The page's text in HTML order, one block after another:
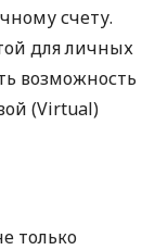
счету.
для личных
возможность
(Virtual)
только